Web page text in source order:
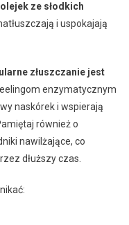
olejek ze słodkich
i uspokajają
złuszczanie jest
enzymatycznym
naskórek i wspierają
również o
nawilżające, co
dłuższy czas.